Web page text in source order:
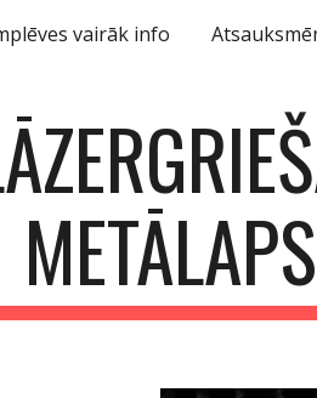
to main content
vairāk info